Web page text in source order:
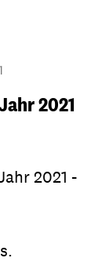
2021
2021 -